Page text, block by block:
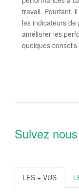
travail. Pourtant,
les indicateurs
améliorer les
quelques
Suivez nous
LES + VUS